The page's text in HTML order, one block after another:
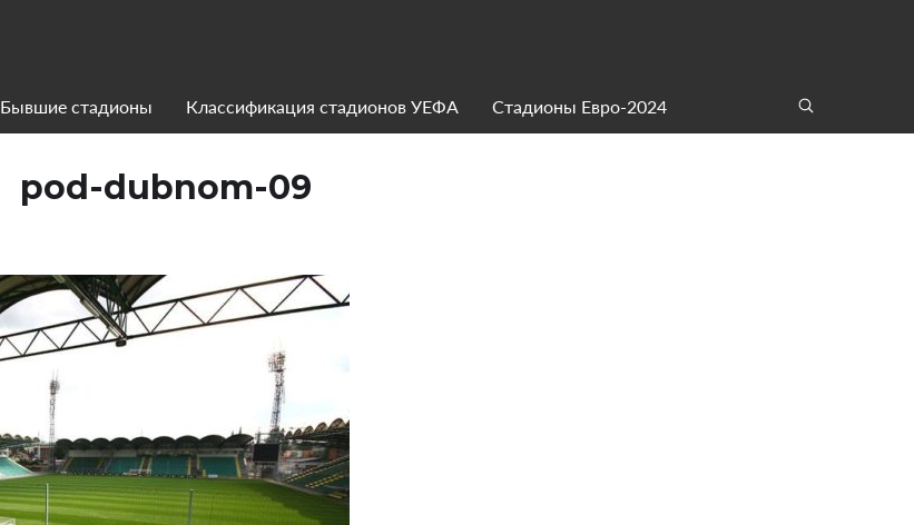
Бывшие стадионы Классификация стадионов УЕФА Стадионы Евро-2024
pod-dubnom-09